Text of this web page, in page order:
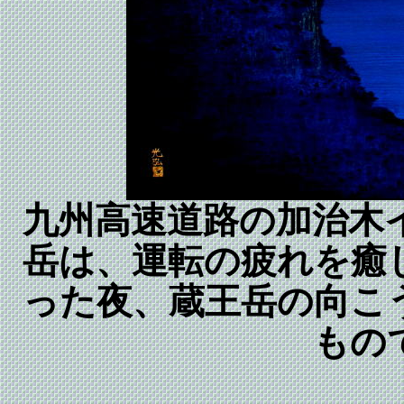
九州高速道路の加治木
岳は、運転の疲れを癒
った夜、蔵王岳の向こ
もの